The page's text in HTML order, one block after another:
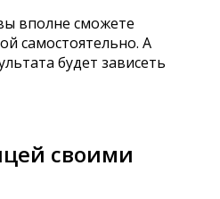
вполне сможете
самостоятельно. А
будет зависеть
своими